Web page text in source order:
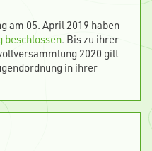
am 05. April 2019 haben
beschlossen. Bis zu ihrer
2020 gilt
in ihrer